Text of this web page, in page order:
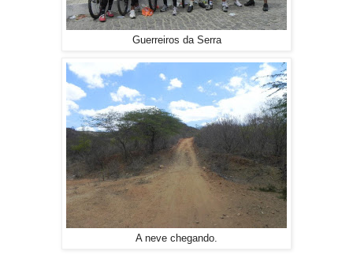
Guerreiros da Serra
A neve chegando.